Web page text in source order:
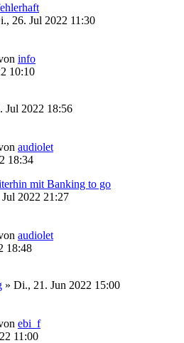
26. Jul 2022 11:30
info
10:10
Jul 2022 18:56
audiolet
18:34
mit Banking to go
2022 21:27
audiolet
18:48
» Di., 21. Jun 2022 15:00
ebi_f
11:00